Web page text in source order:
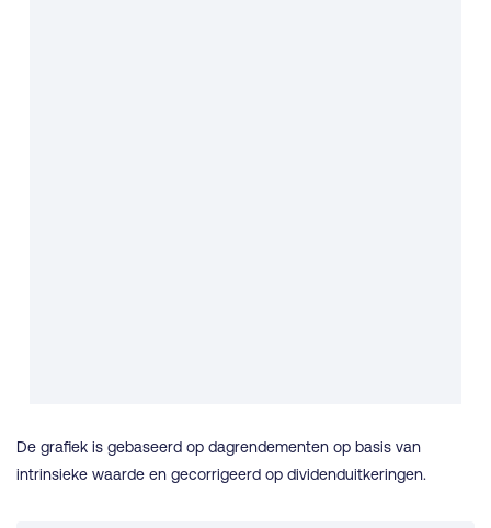
De grafiek is gebaseerd op dagrendementen op basis van
intrinsieke waarde en gecorrigeerd op dividenduitkeringen.